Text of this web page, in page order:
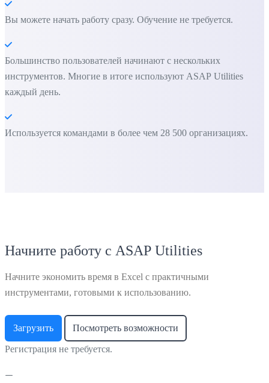
Вы можете начать работу сразу. Обучение не требуется.
Большинство пользователей начинают с нескольких
инструментов. Многие в итоге используют ASAP Utilities
каждый день.
Используется командами в более чем 28 500 организациях.
Начните работу с ASAP Utilities
Начните экономить время в Excel с практичными
инструментами, готовыми к использованию.
Загрузить Посмотреть возможности
Регистрация не требуется.